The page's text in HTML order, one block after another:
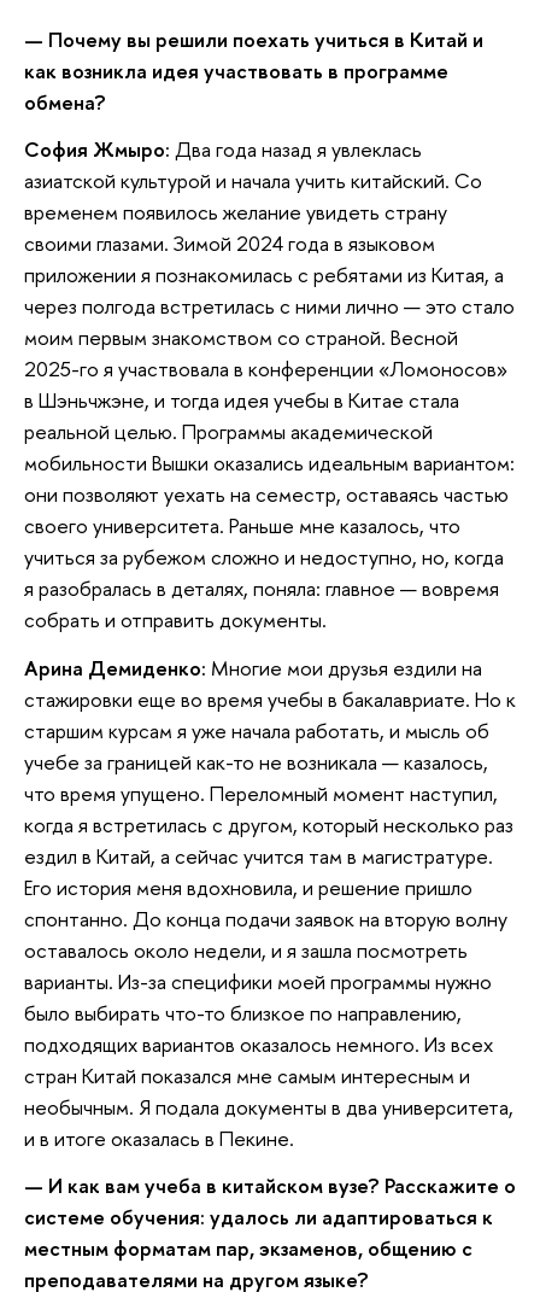
— Почему вы решили поехать учиться в Китай и
как возникла идея участвовать в программе
обмена?
София Жмыро: Два года назад я увлеклась
азиатской культурой и начала учить китайский. Со
временем появилось желание увидеть страну
своими глазами. Зимой 2024 года в языковом
приложении я познакомилась с ребятами из Китая, а
через полгода встретилась с ними лично — это стало
моим первым знакомством со страной. Весной
2025-го я участвовала в конференции «Ломоносов»
в Шэньчжэне, и тогда идея учебы в Китае стала
реальной целью. Программы академической
мобильности Вышки оказались идеальным вариантом:
они позволяют уехать на семестр, оставаясь частью
своего университета. Раньше мне казалось, что
учиться за рубежом сложно и недоступно, но, когда
я разобралась в деталях, поняла: главное — вовремя
собрать и отправить документы.
Арина Демиденко: Многие мои друзья ездили на
стажировки еще во время учебы в бакалавриате. Но к
старшим курсам я уже начала работать, и мысль об
учебе за границей как-то не возникала — казалось,
что время упущено. Переломный момент наступил,
когда я встретилась с другом, который несколько раз
ездил в Китай, а сейчас учится там в магистратуре.
Его история меня вдохновила, и решение пришло
спонтанно. До конца подачи заявок на вторую волну
оставалось около недели, и я зашла посмотреть
варианты. Из-за специфики моей программы нужно
было выбирать что-то близкое по направлению,
подходящих вариантов оказалось немного. Из всех
стран Китай показался мне самым интересным и
необычным. Я подала документы в два университета,
и в итоге оказалась в Пекине.
— И как вам учеба в китайском вузе? Расскажите о
системе обучения: удалось ли адаптироваться к
местным форматам пар, экзаменов, общению с
преподавателями на другом языке?